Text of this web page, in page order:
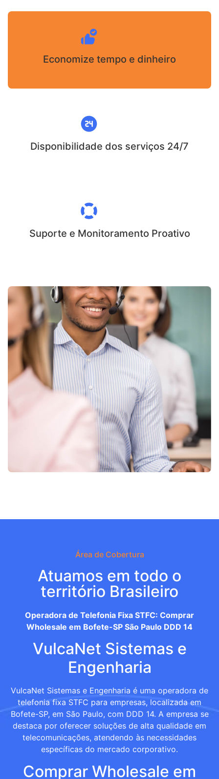
Economize tempo e dinheiro
Disponibilidade dos serviços 24/7
Suporte e Monitoramento Proativo
Área de Cobertura
Atuamos em todo o
território Brasileiro
Operadora de Telefonia Fixa STFC: Comprar
Wholesale em Bofete-SP São Paulo DDD 14
VulcaNet Sistemas e
Engenharia
VulcaNet Sistemas e Engenharia é uma operadora de
telefonia fixa STFC para empresas, localizada em
Bofete-SP, em São Paulo, com DDD 14. A empresa se
destaca por oferecer soluções de alta qualidade em
telecomunicações, atendendo às necessidades
específicas do mercado corporativo.
Comprar Wholesale em